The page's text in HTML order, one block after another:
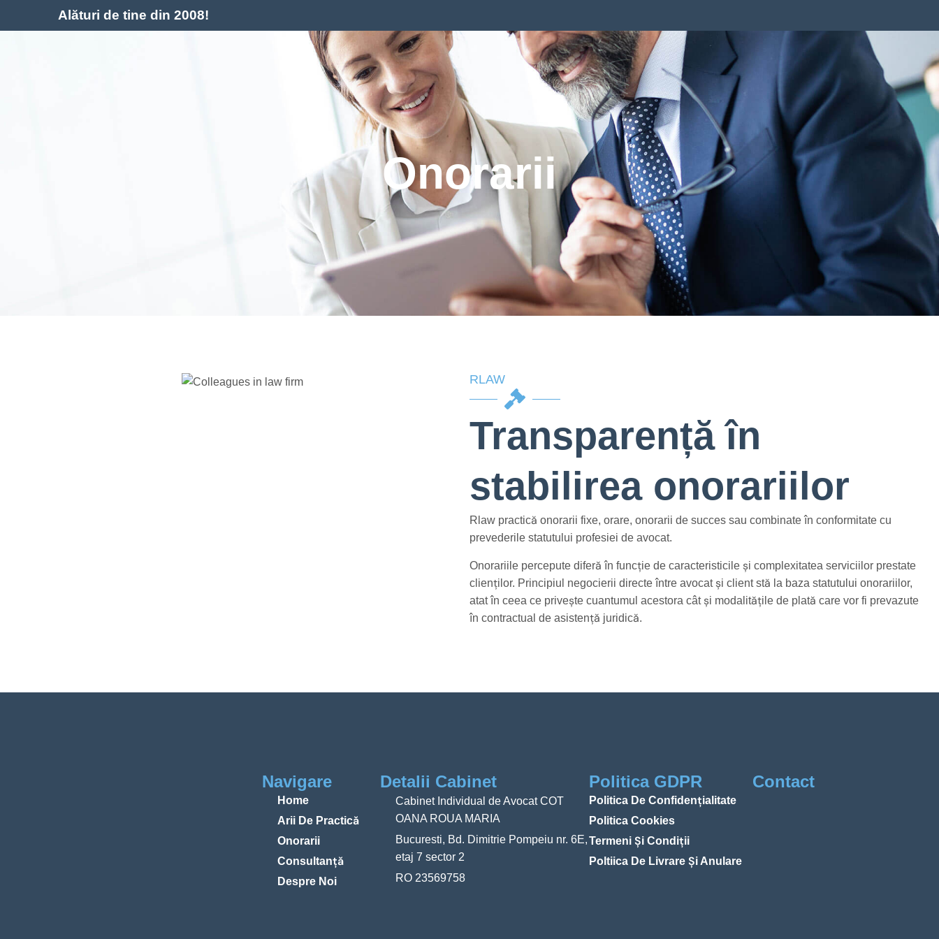
Alături de tine din 2008!
Onorarii
RLAW
Transparență în
stabilirea onorariilor
Rlaw practică onorarii fixe, orare, onorarii de succes sau combinate în conformitate cu
prevederile statutului profesiei de avocat.
Onorariile percepute diferă în funcție de caracteristicile și complexitatea serviciilor prestate
clienților. Principiul negocierii directe între avocat și client stă la baza statutului onorariilor,
atat în ceea ce privește cuantumul acestora cât și modalitățile de plată care vor fi prevazute
în contractual de asistență juridică.
Navigare
Home
Arii De Practică
Onorarii
Consultanță
Despre Noi
Detalii Cabinet
Cabinet Individual de Avocat COT
OANA ROUA MARIA
Bucuresti, Bd. Dimitrie Pompeiu nr. 6E,
etaj 7 sector 2
RO 23569758
Politica GDPR
Politica De Confidențialitate
Politica Cookies
Termeni Și Condiții
Poltiica De Livrare Și Anulare
Contact